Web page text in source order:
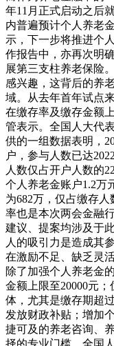
年11月正式启动之后
内普遍预计个人养老
示，下一步将推进个
作报告中，亦再次明
展第三支柱养老保险
感兴趣，这背后的养
域。从去年首年试点
在缴存率及缴存金额
管表示。全国人大代
供的一组数据表明，
户，参与人数已达
人数仅占开户人数的
个人养老金账户1.2万
为682万，仅占缴存
率也是本次两会金融
建议、提案均涉及于
人的吸引力是造成其
在激励不足、缺乏灵
除了加强个人养老金
金额上限至20000元
体，尤其是缴存期超
发放财政补贴；增加
捷可及的养老咨询、
择的专业门槛。全国